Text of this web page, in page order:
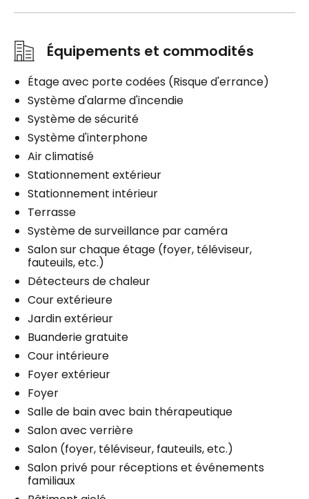
Équipements et commodités
Étage avec porte codées (Risque d'errance)
Système d'alarme d'incendie
Système de sécurité
Système d'interphone
Air climatisé
Stationnement extérieur
Stationnement intérieur
Terrasse
Système de surveillance par caméra
Salon sur chaque étage (foyer, téléviseur,
fauteuils, etc.)
Détecteurs de chaleur
Cour extérieure
Jardin extérieur
Buanderie gratuite
Cour intérieure
Foyer extérieur
Foyer
Salle de bain avec bain thérapeutique
Salon avec verrière
Salon (foyer, téléviseur, fauteuils, etc.)
Salon privé pour réceptions et événements
familiaux